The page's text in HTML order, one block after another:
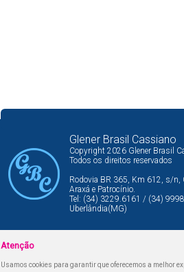
Glener Brasil Cassiano
Copyright 2026 Glener Brasil
Todos os direitos reservados
Rodovia BR 365, Km 612, s/n,
Araxá e Patrocínio.
Tel: (34) 3229.6161 / (34)
Uberlândia(MG)
Atenção
Usamos cookies para garantir que oferecemos a melhor